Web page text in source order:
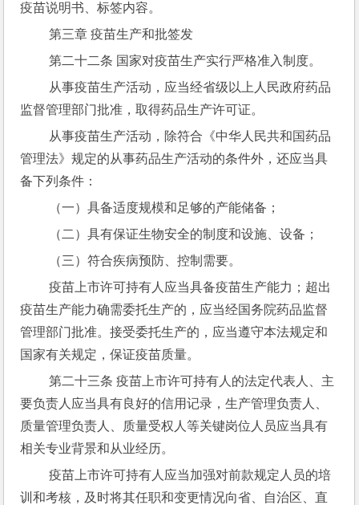
疫苗说明书、标签内容。
第三章 疫苗生产和批签发
第二十二条 国家对疫苗生产实行严格准入制度。
监督管理部门批准，取得药品生产许可证。
管理法》规定的从事药品生产活动的条件外，还应当具
备下列条件：
（一）具备适度规模和足够的产能储备；
（二）具有保证生物安全的制度和设施、设备；
（三）符合疾病预防、控制需要。
疫苗上市许可持有人应当具备疫苗生产能力；超出
疫苗生产能力确需委托生产的，应当经国务院药品监督
管理部门批准。接受委托生产的，应当遵守本法规定和
国家有关规定，保证疫苗质量。
第二十三条 疫苗上市许可持有人的法定代表人、主
要负责人应当具有良好的信用记录，生产管理负责人、
质量管理负责人、质量受权人等关键岗位人员应当具有
相关专业背景和从业经历。
疫苗上市许可持有人应当加强对前款规定人员的培
训和考核，及时将其任职和变更情况向省、自治区、直